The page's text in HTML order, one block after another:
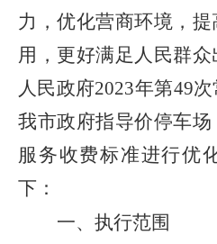
力，优化营商环境，提
用，更好满足人民群
人民政府2023年第49
我市政府指导价停车
服务收费标准进行优
下：
一、执行范围